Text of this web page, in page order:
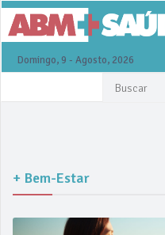
Domingo, 9 - Agosto, 2026
+ Bem-Estar